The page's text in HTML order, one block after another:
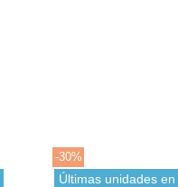
-30%
Últimas unidades